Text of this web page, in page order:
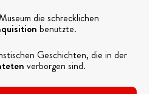
die schrecklichen
benutzte.
Geschichten, die in der
verborgen sind.